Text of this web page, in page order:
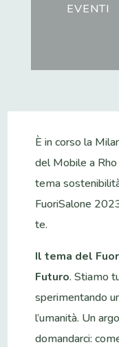
EVENTI
È in corso la
del Mobile a
tema
FuoriSalone
te.
Il tema del
Futuro. Stiamo
sperimentando
l’umanità. Un
domandarci: